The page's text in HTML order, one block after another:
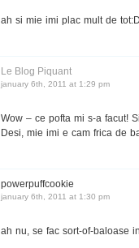
ah si mie imi plac mult de tot:D
Le Blog Piquant
january 6th, 2011 at 1:29 pm
Wow – ce pofta mi s-a facut!
Desi, mie imi e cam frica de
powerpuffcookie
january 6th, 2011 at 1:30 pm
ah nu, se fac sort-of-baloase